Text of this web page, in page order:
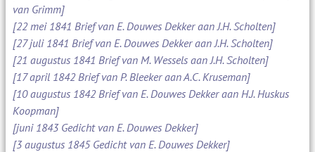
van Grimm]
[22 mei 1841 Brief van E. Douwes Dekker aan J.H. Scholten]
[27 juli 1841 Brief van E. Douwes Dekker aan J.H. Scholten]
[21 augustus 1841 Brief van M. Wessels aan J.H. Scholten]
[17 april 1842 Brief van P. Bleeker aan A.C. Kruseman]
[10 augustus 1842 Brief van E. Douwes Dekker aan H.J. Huskus
Koopman]
[juni 1843 Gedicht van E. Douwes Dekker]
[3 augustus 1845 Gedicht van E. Douwes Dekker]